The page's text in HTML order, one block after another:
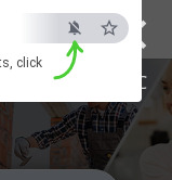
×
ESC
click